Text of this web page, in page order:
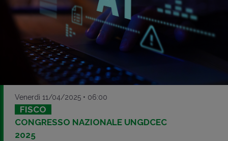
Venerdì 11/04/2025 • 06:00
FISCO
CONGRESSO NAZIONALE UNGDCEC
2025